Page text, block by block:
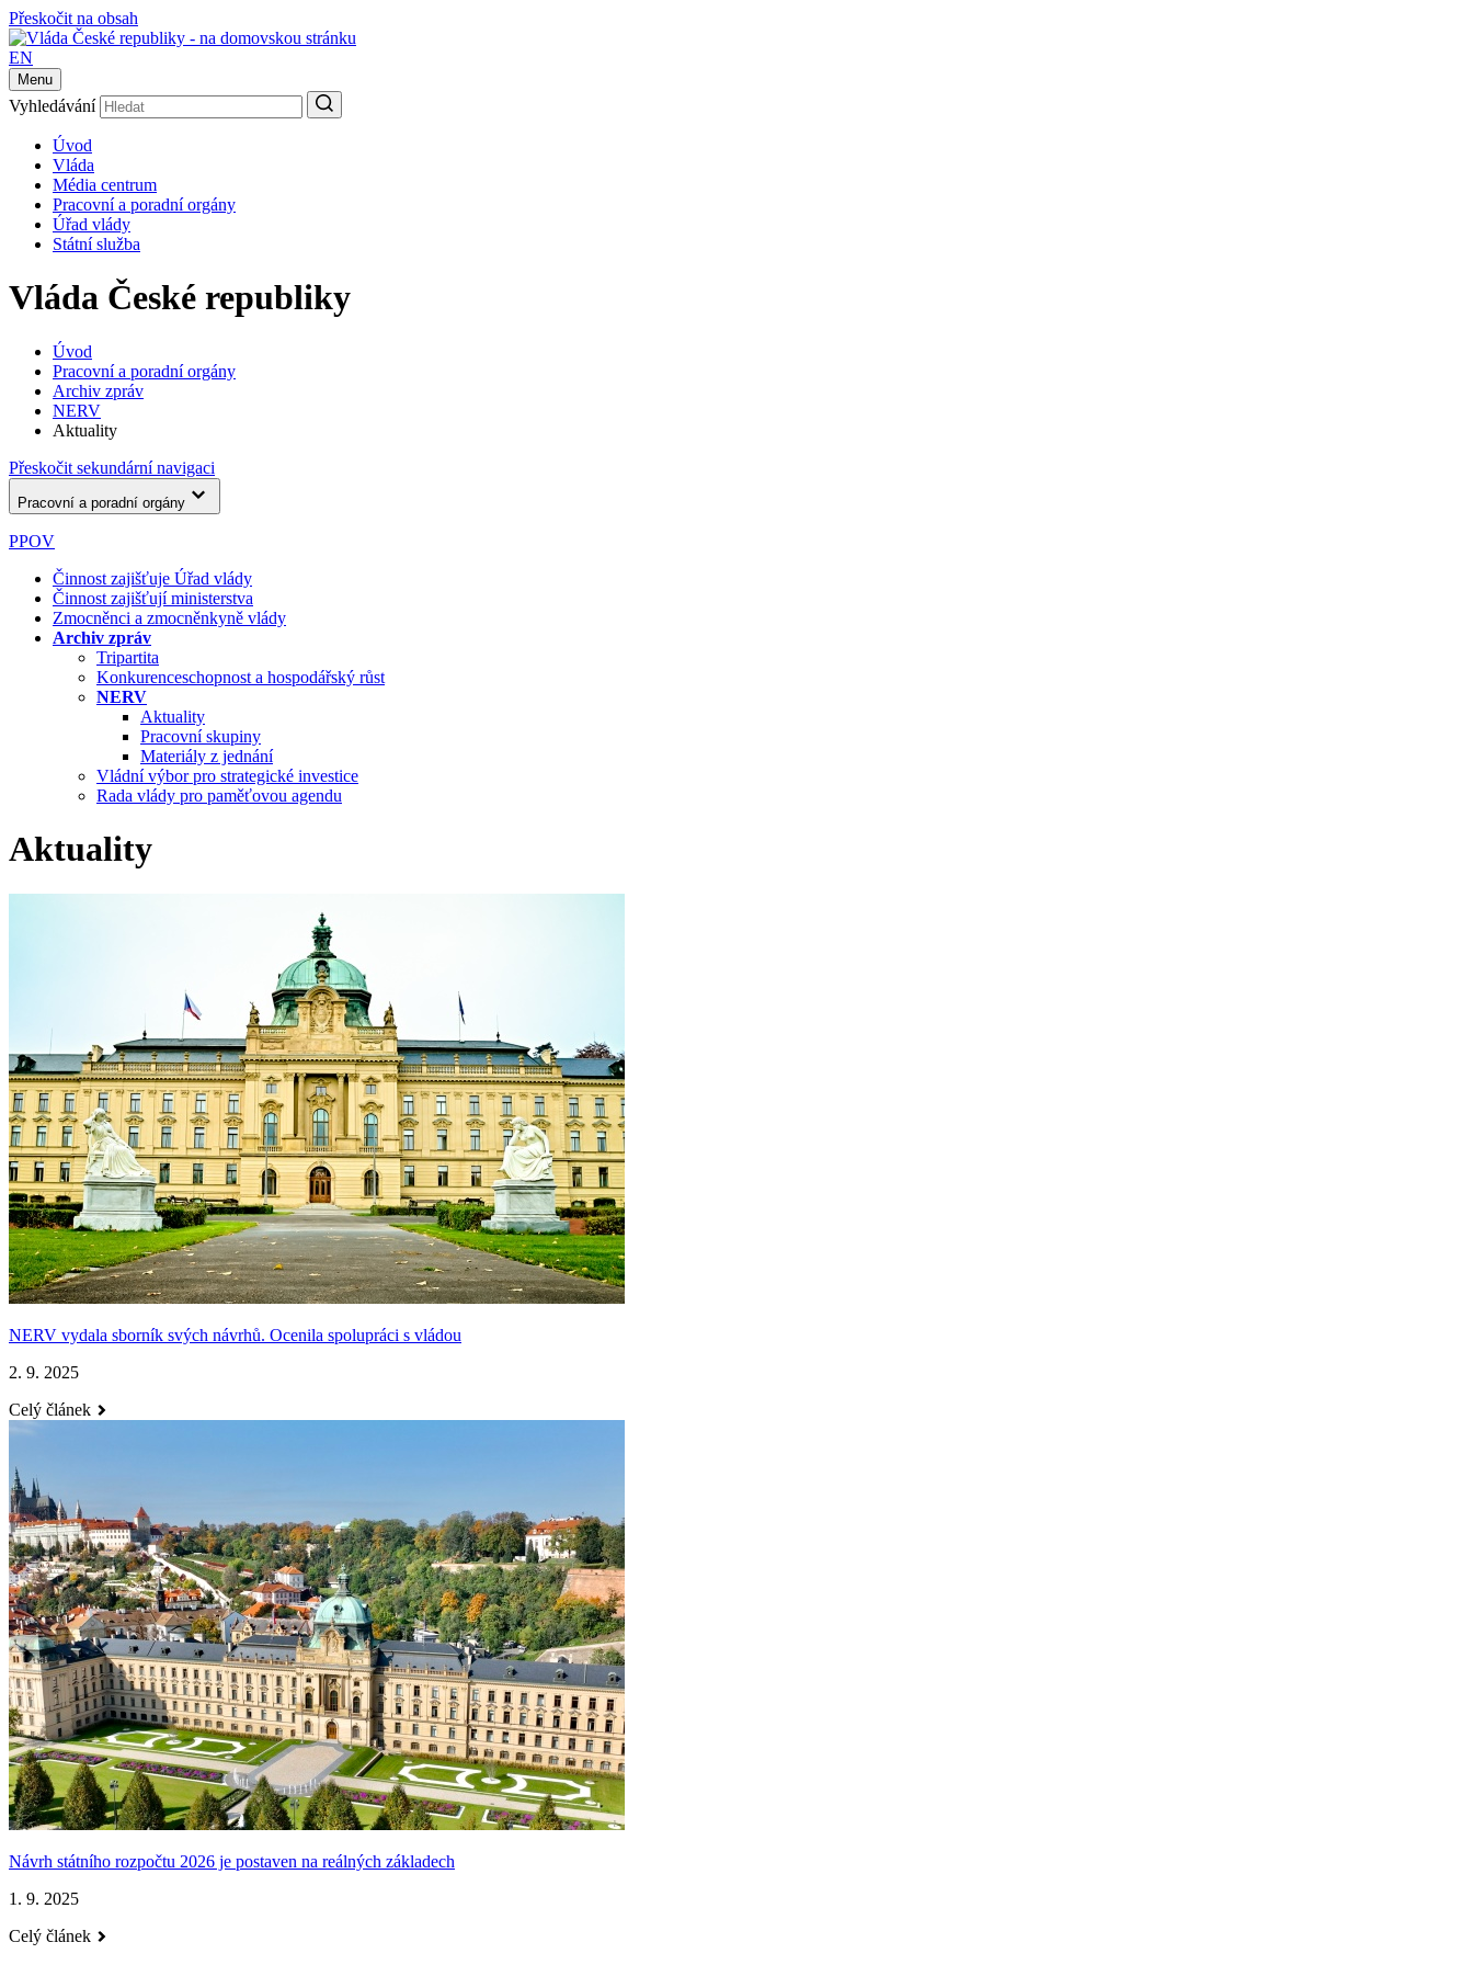
Přeskočit na obsah
EN
Menu
Vyhledávání
Úvod
Vláda
Média centrum
Pracovní a poradní orgány
Úřad vlády
Státní služba
Vláda České republiky
Úvod
Pracovní a poradní orgány
Archiv zpráv
NERV
Aktuality
Přeskočit sekundární navigaci
Pracovní a poradní orgány
PPOV
Činnost zajišťuje Úřad vlády
Činnost zajišťují ministerstva
Zmocněnci a zmocněnkyně vlády
Archiv zpráv
Tripartita
Konkurenceschopnost a hospodářský růst
NERV
Aktuality
Pracovní skupiny
Materiály z jednání
Vládní výbor pro strategické investice
Rada vlády pro paměťovou agendu
Aktuality
NERV vydala sborník svých návrhů. Ocenila spolupráci s vládou
2. 9. 2025
Celý článek
Návrh státního rozpočtu 2026 je postaven na reálných základech
1. 9. 2025
Celý článek